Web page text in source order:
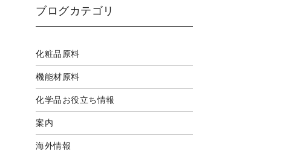
ブログカテゴリ
化粧品原料
機能材原料
化学品お役立ち情報
案内
海外情報